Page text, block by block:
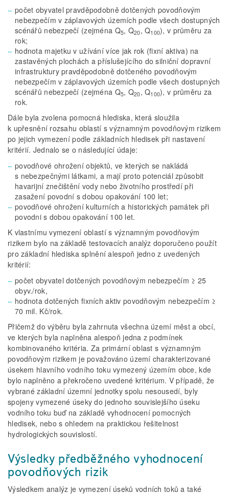
počet obyvatel pravděpodobně dotčených povodňovým
nebezpečím v záplavových územích podle všech dostupných
scénářů nebezpečí (zejména Q5, Q20, Q100), v průměru za
rok;
hodnota majetku v užívání více jak rok (fixní aktiva) na
zastavěných plochách a příslušejícího do silniční dopravní
infrastruktury pravděpodobně dotčeného povodňovým
nebezpečím v záplavových územích podle všech dostupných
scénářů nebezpečí (zejména Q5, Q20, Q100), v průměru za
rok.
Dále byla zvolena pomocná hlediska, která sloužila
k upřesnění rozsahu oblastí s významným povodňovým rizikem
po jejich vymezení podle základních hledisek při nastavení
kritérií. Jednalo se o následující údaje:
povodňové ohrožení objektů, ve kterých se nakládá
s nebezpečnými látkami, a mají proto potenciál způsobit
havarijní znečištění vody nebo životního prostředí při
zasažení povodní s dobou opakování 100 let;
povodňové ohrožení kulturních a historických památek při
povodni s dobou opakování 100 let.
K vlastnímu vymezení oblastí s významným povodňovým
rizikem bylo na základě testovacích analýz doporučeno použít
pro základní hlediska splnění alespoň jedno z uvedených
kritérií:
počet obyvatel dotčených povodňovým nebezpečím ≥ 25
obyv./rok,
hodnota dotčených fixních aktiv povodňovým nebezpečím ≥
70 mil. Kč/rok.
Přičemž do výběru byla zahrnuta všechna území měst a obcí,
ve kterých byla naplněna alespoň jedna z podmínek
kombinovaného kritéria. Za primární oblast s významným
povodňovým rizikem je považováno území charakterizované
úsekem hlavního vodního toku vymezený územím obce, kde
bylo naplněno a překročeno uvedené kritérium. V případě, že
vybrané základní územní jednotky spolu nesousedí, byly
spojeny vymezené úseky do jednoho souvislejšího úseku
vodního toku buď na základě vyhodnocení pomocných
hledisek, nebo s ohledem na praktickou řešitelnost
hydrologických souvislostí.
Výsledky předběžného vyhodnocení
povodňových rizik
Výsledkem analýz je vymezení úseků vodních toků a také